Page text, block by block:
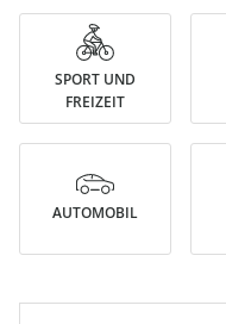
SPORT UND
FREIZEIT
AUTOMOBIL